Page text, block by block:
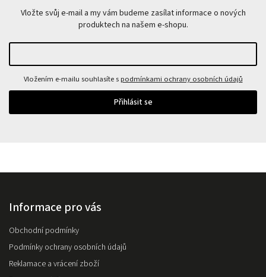
Vložte svůj e-mail a my vám budeme zasílat informace o nových
produktech na našem e-shopu.
Vložením e-mailu souhlasíte spodmínkami ochrany osobních údajů
Přihlásit se
Informace pro vás
Obchodní podmínky
Podmínky ochrany osobních údajů
Reklamace a vrácení zboží